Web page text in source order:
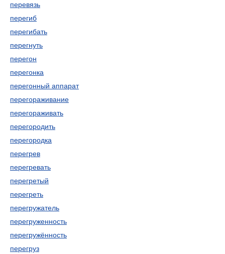
перевязь
перегиб
перегибать
перегнуть
перегон
перегонка
перегонный аппарат
перегораживание
перегораживать
перегородить
перегородка
перегрев
перегревать
перегретый
перегреть
перегружатель
перегруженность
перегружённость
перегруз